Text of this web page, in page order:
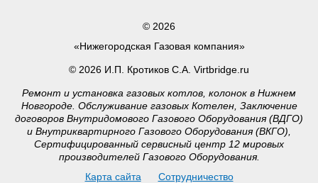
© 2026
«Нижегородская Газовая компания»
© 2026 И.П. Кротиков С.А. Virtbridge.ru
Ремонт и установка газовых котлов, колонок в Нижнем
Новгороде. Обслуживание газовых Котелен, Заключение
договоров Внутридомового Газового Оборудования (ВДГО)
и Внутриквартирного Газового Оборудования (ВКГО),
Сертифицированный сервисный центр 12 мировых
производителей Газового Оборудования.
Карта сайта
Сотрудничество